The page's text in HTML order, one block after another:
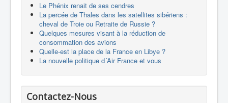
DronesLe Phénix renait de ses cendres
La percée de Thales dans les satellites sibériens :
cheval de Troie ou Retraite de Russie ?
Quelques mesures visant à la réduction de
consommation des avions
Quelle-est la place de la France en Libye ?
La nouvelle politique d´Air France et vous
Contactez-Nous